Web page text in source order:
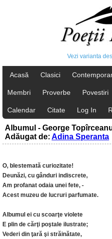
Vezi varianta
Acasă Clasici
Membri Proverbe Povestiri
Calendar Citate Log In
Albumul - George
Adăugat de: Adina Speranta
O, blestemată curiozitate!
Deunăzi, cu gânduri indiscrete,
Am profanat odaia unei fete, -
Acest muzeu de lucruri parfumate.
Albumul ei cu scoarţe violete
E plin de cărţi poştale ilustrate;
Vederi din ţară şi străinătate,